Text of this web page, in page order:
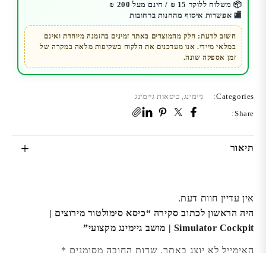
Cockpit
|
מושב
גיימינג
📦 משלוח ללוקר 15 ₪ / חינם מעל 200 ₪
🏬 אפשרות איסוף מהחנות ברחובות
חשוב לדעת: חלק מהמוצרים באתר זמינים בהזמנה מיוחדת ואינם
במלאי מיידי. אנו מעדכנים את הלקוח בשקיפות מלאה במקרה של
זמן אספקה שונה.
Categories: גיימינג כיסאות גיימינג
Share:
תיאור
אין עדיין חוות דעת.
היה הראשון לכתוב סקירה “כיסא סימולטור מירוצים |
Simulator Cockpit | מושב גיימינג מקצועי”
האימייל לא יוצג באתר. שדות החובה מסומנים *